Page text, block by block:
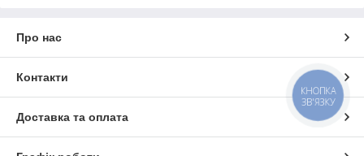
Про нас
Контакти
Доставка та оплата
КНОПКА
ЗВ'ЯЗКУ